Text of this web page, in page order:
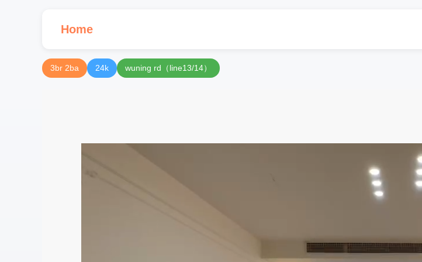
Home
3br 2ba 24k wuning rd（line13/14）